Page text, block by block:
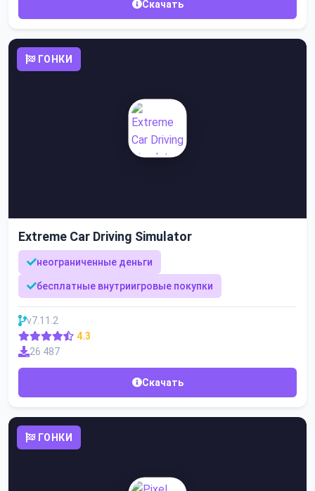
Скачать
ГОНКИ
Extreme Car Driving Simulator
неограниченные деньги
бесплатные внутриигровые покупки
v7.11.2
4.3
26 487
Скачать
ГОНКИ